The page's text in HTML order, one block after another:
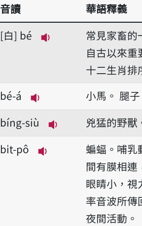
音讀
華語釋義
白 bé
播放音讀bé
常見家畜的
自古以來重
十二生肖排
bé-á
播放音讀bé-á
小馬。 腿
bíng-siù
播放音讀bíng-siù
兇猛的野獸
bi̍t-pô
播放音讀bi̍t-pô
蝙蝠。哺乳
間有膜相連
眼睛小，視
率音波所傳
夜間活動。